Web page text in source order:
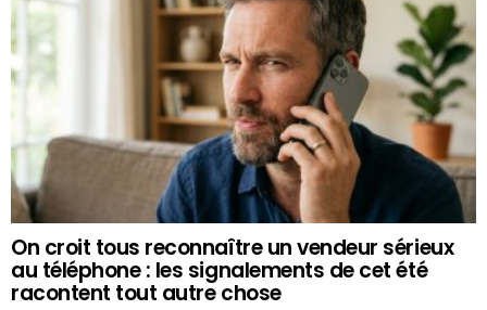
On croit tous reconnaître un vendeur sérieux
au téléphone : les signalements de cet été
racontent tout autre chose